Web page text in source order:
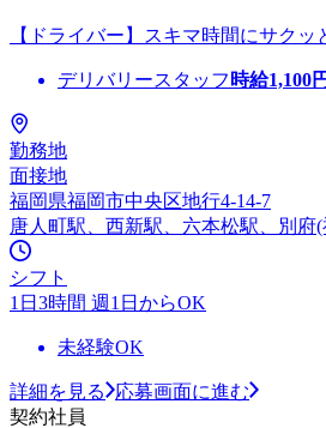
【ドライバー】スキマ時間にサク
デリバリースタッフ 時給1,100
勤務地
面接地
福岡県福岡市中央区地行4-14-7
唐人町駅、西新駅、六本松駅、別府
シフト
1日3時間 週1日からOK
未経験OK
詳細を見る
応募画面に進む
契約社員